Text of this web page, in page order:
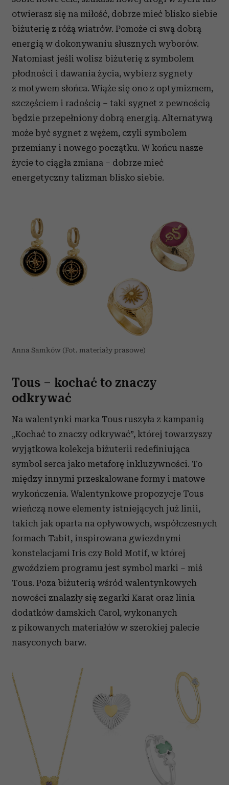
otwierasz się na miłość, dobrze mieć blisko siebie
biżuterię z różą wiatrów. Pomoże ci swą dobrą
energią w dokonywaniu słusznych wyborów.
Natomiast jeśli wolisz biżuterię z symbolem
płodności i dawania życia, wybierz sygnety
z motywem słońca. Wiąże się ono z optymizmem,
szczęściem i radością – taki sygnet z pewnością
będzie przepełniony dobrą energią. Alternatywą
może być sygnet z wężem, czyli symbolem
przemiany i nowego początku. W końcu nasze
życie to ciągła zmiana – dobrze mieć
energetyczny talizman blisko siebie.
Anna Samków (Fot. materiały prasowe)
Tous – kochać to znaczy
odkrywać
Na walentynki marka Tous ruszyła z kampanią
„Kochać to znaczy odkrywać”, której towarzyszy
wyjątkowa kolekcja biżuterii redefiniująca
symbol serca jako metaforę inkluzywności. To
między innymi przeskalowane formy i matowe
wykończenia. Walentynkowe propozycje Tous
wieńczą nowe elementy istniejących już linii,
takich jak oparta na opływowych, współczesnych
formach Tabit, inspirowana gwiezdnymi
konstelacjami Iris czy Bold Motif, w której
gwoździem programu jest symbol marki – miś
Tous. Poza biżuterią wśród walentynkowych
nowości znalazły się zegarki Karat oraz linia
dodatków damskich Carol, wykonanych
z pikowanych materiałów w szerokiej palecie
nasyconych barw.